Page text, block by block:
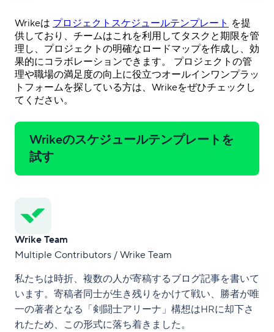
Wrikeは プロジェクトスケジュールテンプレート を提
供しており、チームはこれを利用してタスクと期限を管
理し、プロジェクトの明確なロードマップを作成し、効
果的にコラボレーションできます。 プロジェクトの管
理や職場の満足度の向上に役立つオールインワンプラッ
トフォームを探している方は、Wrikeをぜひチェックし
てください。
Wrikeのスケジュールテンプレートを
試す
Wrike Team
Multiple Contributors / Wrike Team
私たちは時折、複数の人が寄稿するブログ記事を書いて
います。寄稿者同士が生き残りをかけて戦い、勝者が唯
一の著者となる「剣闘士アリーナ」構想はHRに却下さ
れたため、この形式に落ち着きました。